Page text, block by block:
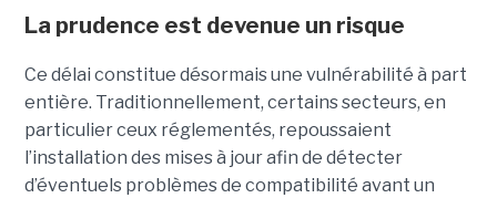
La prudence est devenue un risque
Ce délai constitue désormais une vulnérabilité à part
entière. Traditionnellement, certains secteurs, en
particulier ceux réglementés, repoussaient
l’installation des mises à jour afin de détecter
d’éventuels problèmes de compatibilité avant un